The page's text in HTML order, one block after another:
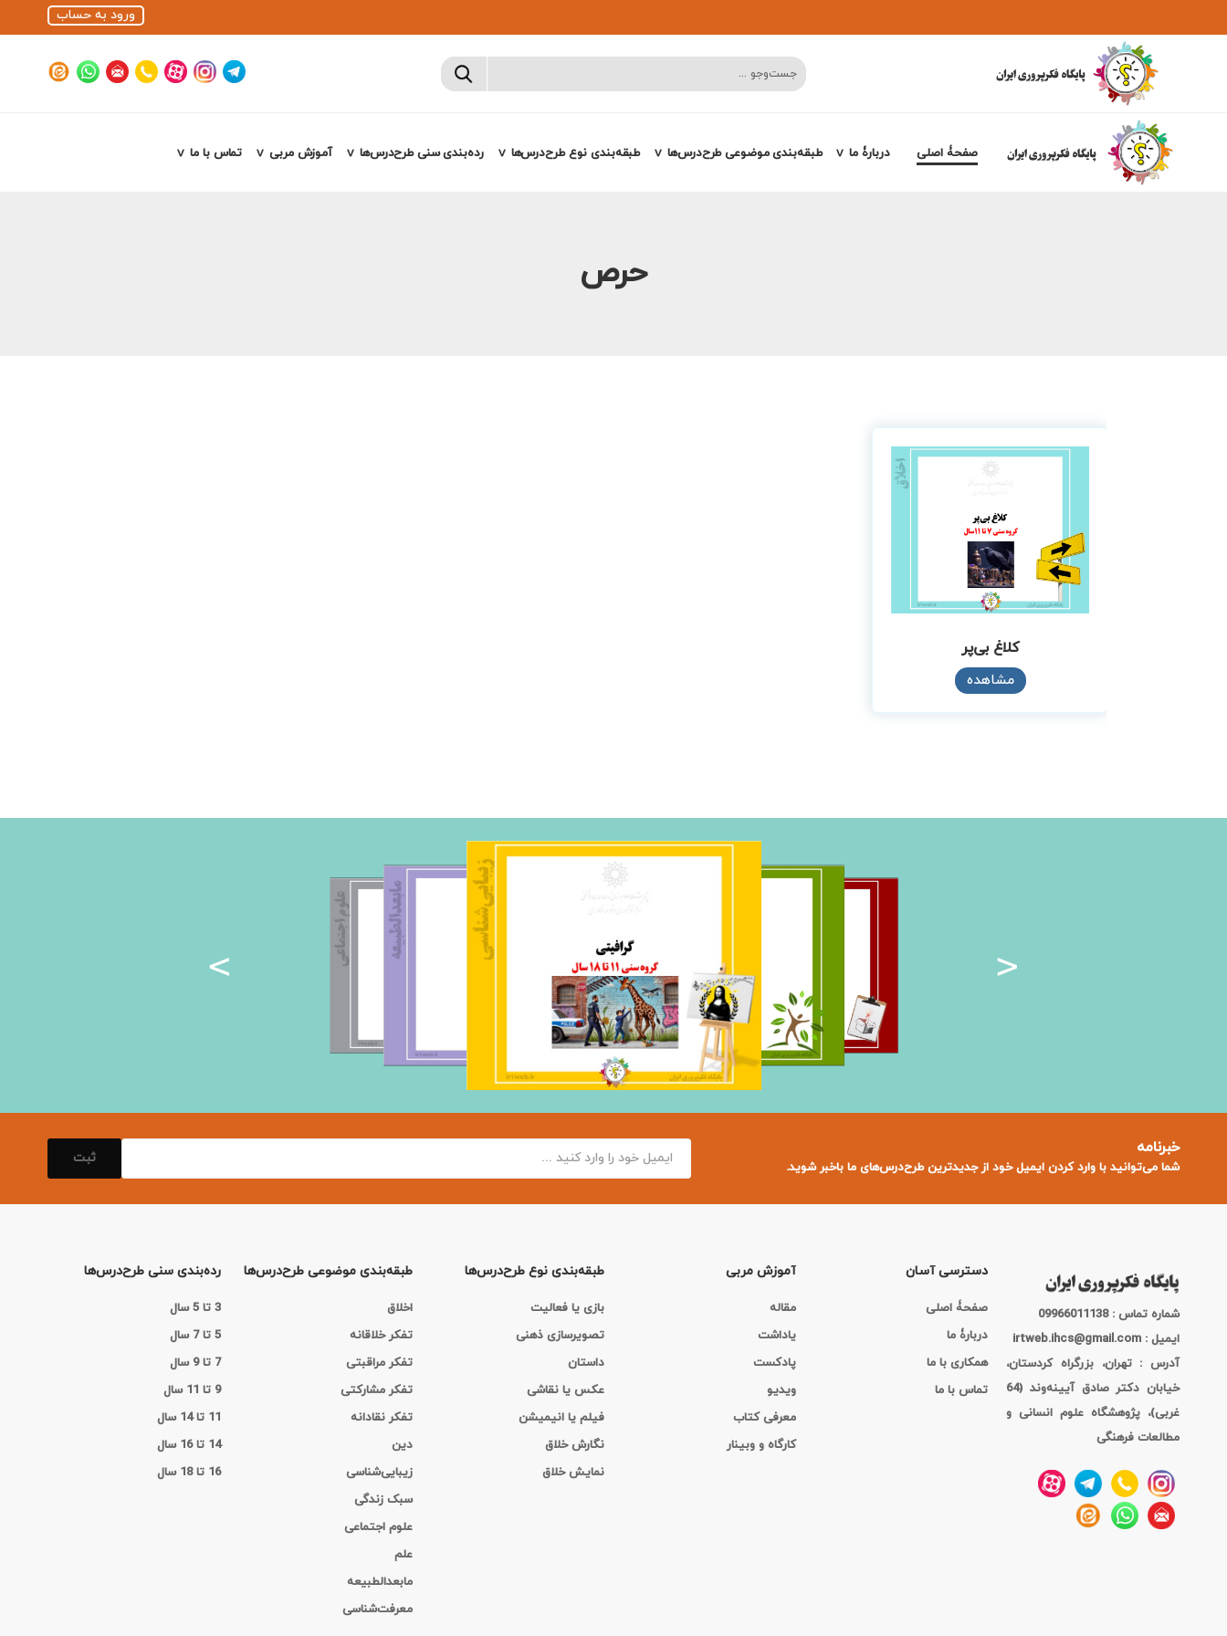
ورود به حساب
صفحۀ اصلی دربارۀ ما طبقه‌بندی موضوعی طرح‌درس‌ها طبقه‌بندی نوع طرح‌درس‌ها رده‌بندی سنی طرح‌درس‌ها آموزش مربی تماس با ما
حرص
کلاغ بی‌پر
مشاهده
< >
خبرنامه
شما می‌توانید با وارد کردن ایمیل خود از جدید‌ترین طرح‌درس‌های ما باخبر شوید.
ثبت
شماره تماس : 09966011138
ایمیل : irtweb.ihcs@gmail.com
آدرس : تهران، بزرگراه کردستان،
خیابان دکتر صادق آیینه‌وند (64
غربی)، پژوهشگاه علوم انسانی و
مطالعات فرهنگی
دسترسی آسان
صفحۀ اصلی
دربارۀ ما
همکاری با ما
تماس با ما
آموزش مربی
مقاله
یاداشت
پادکست
ویدیو
معرفی کتاب
کارگاه‌ و وبینار
طبقه‌بندی نوع طرح‌درس‌ها
بازی یا فعالیت
تصویرسازی ذهنی
داستان
عکس یا نقاشی
فیلم یا انیمیشن
نگارش خلاق
نمایش خلاق
طبقه‌بندی موضوعی طرح‌درس‌ها
اخلاق
تفکر خلاقانه
تفکر مراقبتی
تفکر مشارکتی
تفکر نقادانه
دین
زیبایی‌شناسی
سبک زندگی
علوم اجتماعی
علم
مابعدالطبیعه
معرفت‌شناسی
رده‌بندی سنی طرح‌درس‌ها
3 تا 5 سال
5 تا 7 سال
7 تا 9 سال
9 تا 11 سال
11 تا 14 سال
14 تا 16 سال
16 تا 18 سال